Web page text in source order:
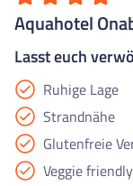
Aquahotel
Lasst euch
Ruhige Lage
Strandnähe
Glutenfreie
Veggie friendly